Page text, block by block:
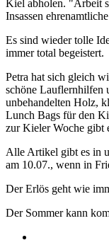
Kiel abholen. "Arbeit
Insassen
Es sind wieder tolle
immer total begeistert.
Petra hat sich gleich
schöne Lauflernhilfen
unbehandelten Holz,
Lunch Bags für den
zur Kieler Woche gibt
Alle Artikel gibt es in
am 10.07., wenn in
Der Erlös geht wie
Der Sommer kann